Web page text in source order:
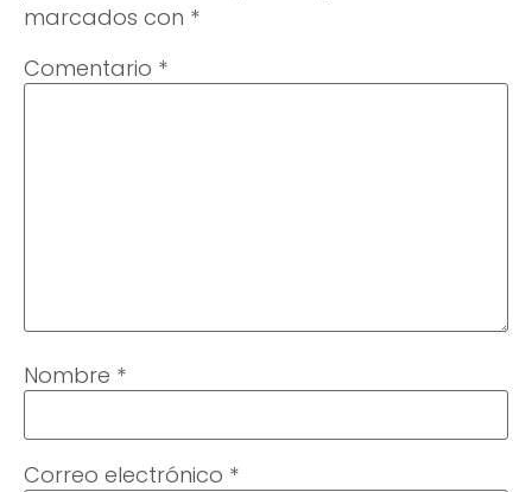
marcados con *
Comentario *
Nombre *
Correo electrónico *